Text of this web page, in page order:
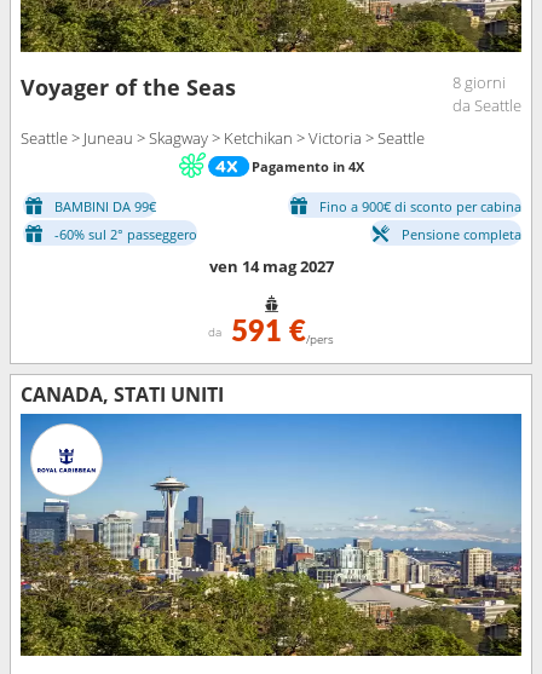
Voyager of the Seas
8 giorni
da Seattle
Seattle > Juneau > Skagway > Ketchikan > Victoria > Seattle
Pagamento in 4X
BAMBINI DA 99€
Fino a 900€ di sconto per cabina
-60% sul 2° passeggero
Pensione completa
ven 14 mag 2027
da 591 €/pers
CANADA, STATI UNITI